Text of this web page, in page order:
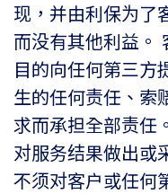
现，并由利保为了
而没有其他利益。
目的向任何第三方
生的任何责任、索
求而承担全部责任
对服务结果做出或
不须对客户或任何